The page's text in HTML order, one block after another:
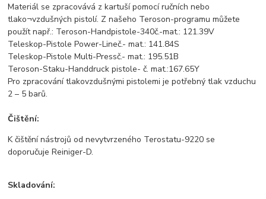
Materiál se zpracovává z kartuší pomocí ručních nebo
tlako¬vzdušných pistolí. Z našeho Teroson-programu můžete
použít např.: Teroson-Handpistole-340č.-mat.: 121.39V
Teleskop-Pistole Power-Lineč.- mat.: 141.84S
Teleskop-Pistole Multi-Pressč.- mat.: 195.51B
Teroson-Staku-Handdruck pistole- č. mat.:167.65Y
Pro zpracování tlakovzdušnými pistolemi je potřebný tlak vzduchu
2 – 5 barů.
Čištění:
K čištění nástrojů od nevytvrzeného Terostatu-9220 se
doporučuje Reiniger-D.
Skladování: